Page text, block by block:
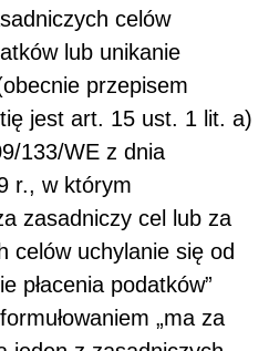
celów
lub unikanie
przepisem
jest art. 15 ust. 1 lit. a)
133/WE z dnia
r., w którym
zasadniczy cel lub za
celów uchylanie się od
płacenia podatków”
„ma za